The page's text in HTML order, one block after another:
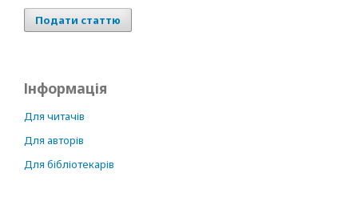
Подати статтю
Інформація
Для читачів
Для авторів
Для бібліотекарів